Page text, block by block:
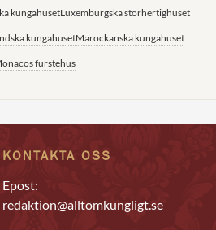
kungahusetLuxemburgska storhertighuset
kungahusetMarockanska kungahuset
furstehus
KONTAKTA OSS
Epost:
redaktion@alltomkungligt.se